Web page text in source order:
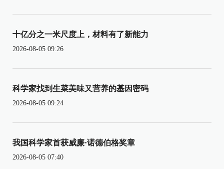
十亿分之一米尺度上，材料有了新能力
2026-08-05 09:26
科学家找到生菜美味又营养的基因密码
2026-08-05 09:24
我国科学家首获威廉·诺德伯格奖章
2026-08-05 07:40